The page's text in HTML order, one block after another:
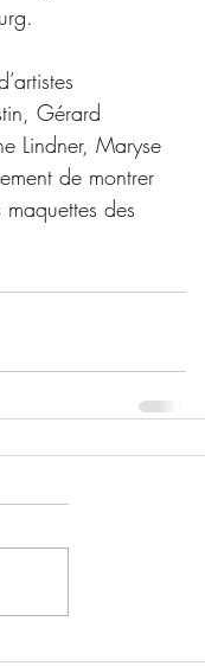
Gérard
Lindner, Maryse
de montrer
des